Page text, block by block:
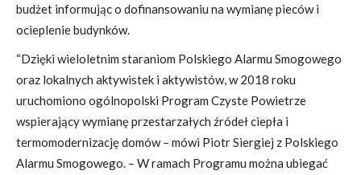
budżet informując o dofinansowaniu na wymianę pieców i
ocieplenie budynków.
“Dzięki wieloletnim staraniom Polskiego Alarmu Smogowego
oraz lokalnych aktywistek i aktywistów, w 2018 roku
uruchomiono ogólnopolski Program Czyste Powietrze
wspierający wymianę przestarzałych źródeł ciepła i
termomodernizację domów – mówi Piotr Siergiej z Polskiego
Alarmu Smogowego. – W ramach Programu można ubiegać